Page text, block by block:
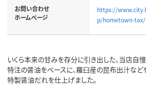
お問い合わせ
ホームページ
https://
p/hometown-tax/
いくら本来の甘みを存分に引き出した、当店自慢
特注の醤油をベースに、羅臼産の昆布出汁など
特製醤油だれを仕上げました。